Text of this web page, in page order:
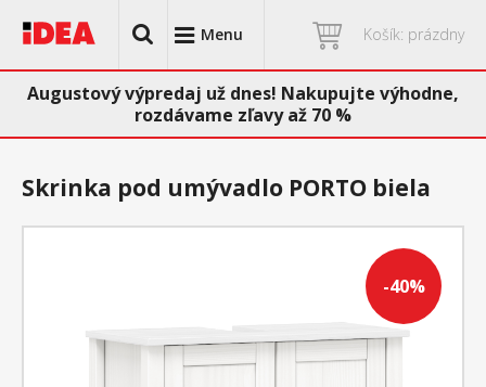
Menu Košík: prázdny
Augustový výpredaj už dnes! Nakupujte výhodne,
rozdávame zľavy až 70 %
-40%
Skrinka pod umývadlo PORTO biela